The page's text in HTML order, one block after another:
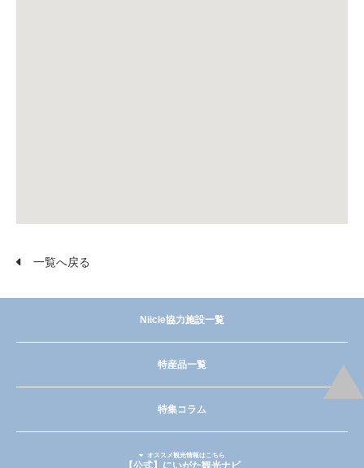
一覧へ戻る
Niicle協力施設一覧
特産品一覧
特集コラム
オススメ観光情報はこちら
【公式】にいがた観光ナビ